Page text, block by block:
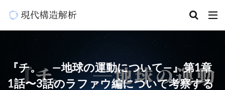
『チ。 ―地球の運動について―』第1章
1話〜3話のラファウ編について考察する